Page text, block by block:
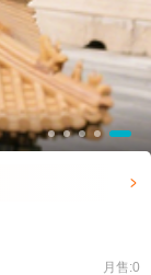

月售:0